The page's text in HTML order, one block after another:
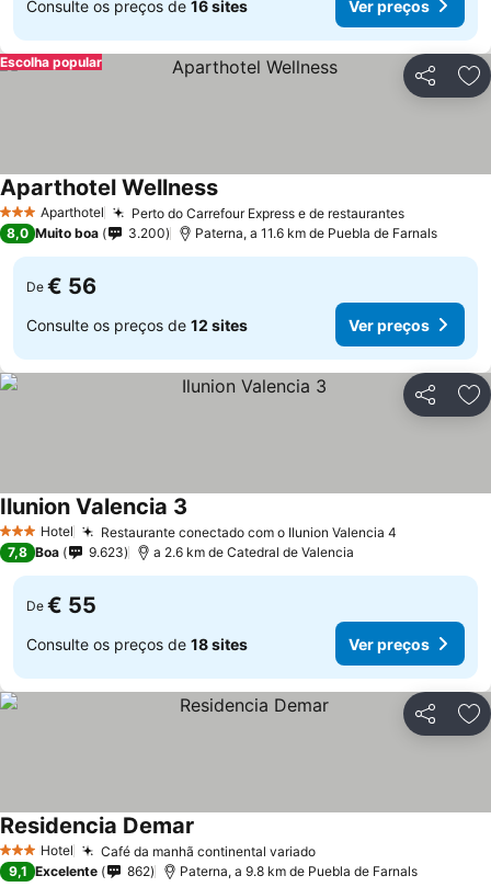
Consulte os preços de 16 sites Ver preços
Partilhar
Escolha popular
3 EstrelasAparthotel Perto do Carrefour Express e de restaurantes
Aparthotel Wellness
8,0 Muito boa 3.200 Paterna, a 11.6 km de Puebla de Farnals
De € 56
Consulte os preços de 12 sites Ver preços
Partilhar
3 EstrelasHotel Restaurante conectado com o Ilunion Valencia 4
Ilunion Valencia 3
7,8 Boa 9.623 a 2.6 km de Catedral de Valencia
De € 55
Consulte os preços de 18 sites Ver preços
Partilhar
3 EstrelasHotel Café da manhã continental variado
Residencia Demar
9,1 Excelente 862 Paterna, a 9.8 km de Puebla de Farnals